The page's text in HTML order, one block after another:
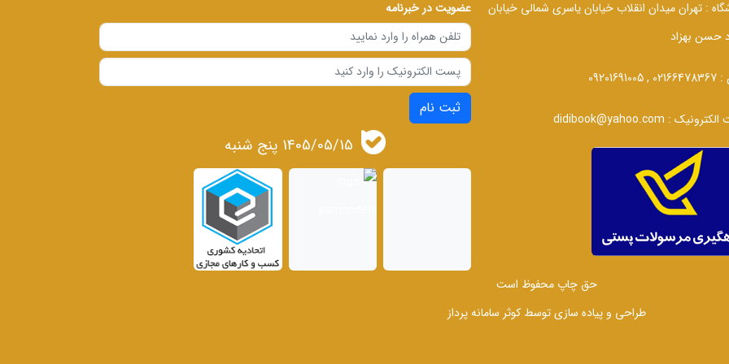
: تهران میدان انقلاب خیابان یاسری شمالی خیابان
حسن بهزاد
:
02166478367 , 09201691005
:
didibook@yahoo.com
عضویت در خبرنامه
ثبت نام
1405/05/15 پنج شنبه
حق چاپ محفوظ است
طراحی و پیاده سازی توسط کوثر سامانه پرداز